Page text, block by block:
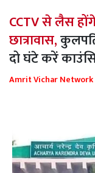
CCTV से लैस
छात्रावास,
दो घंटे करें
Amrit Vichar Network